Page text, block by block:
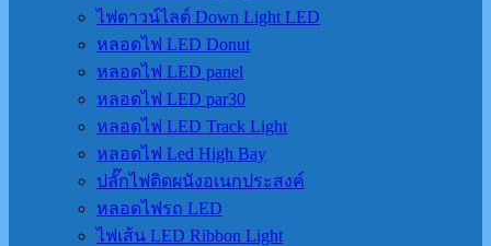
ไฟดาวน์ไลต์ Down Light LED
หลอดไฟ LED Donut
หลอดไฟ LED panel
หลอดไฟ LED par30
หลอดไฟ LED Track Light
หลอดไฟ Led High Bay
ปลั๊กไฟติดผนังอเนกประสงค์
หลอดไฟรถ LED
ไฟเส้น LED Ribbon Light